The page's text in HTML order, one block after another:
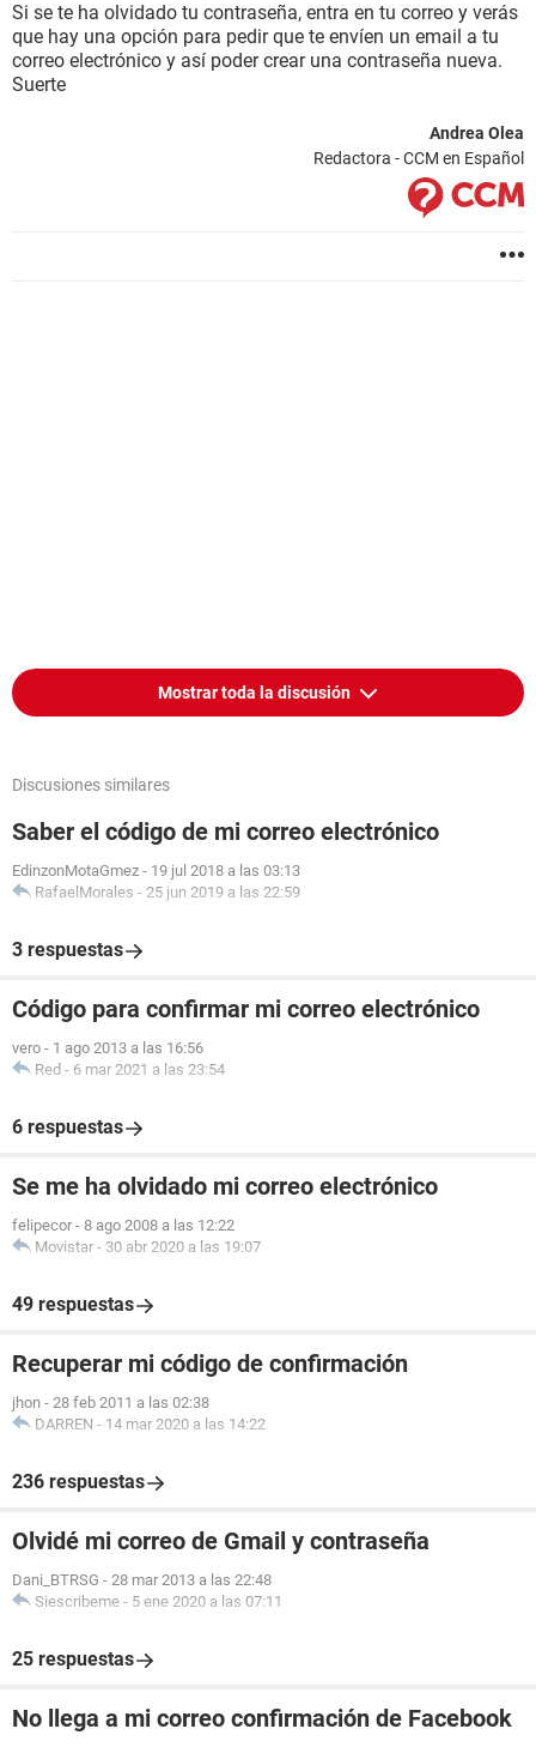
Si se te ha olvidado tu contraseña, entra en tu correo y verás
que hay una opción para pedir que te envíen un email a tu
correo electrónico y así poder crear una contraseña nueva.
Suerte
Andrea Olea
Redactora - CCM en Español
Mostrar toda la discusión
Discusiones similares
Saber el código de mi correo electrónico
EdinzonMotaGmez - 19 jul 2018 a las 03:13
RafaelMorales - 25 jun 2019 a las 22:59
3 respuestas
Código para confirmar mi correo electrónico
vero - 1 ago 2013 a las 16:56
Red - 6 mar 2021 a las 23:54
6 respuestas
Se me ha olvidado mi correo electrónico
felipecor - 8 ago 2008 a las 12:22
Movistar - 30 abr 2020 a las 19:07
49 respuestas
Recuperar mi código de confirmación
jhon - 28 feb 2011 a las 02:38
DARREN - 14 mar 2020 a las 14:22
236 respuestas
Olvidé mi correo de Gmail y contraseña
Dani_BTRSG - 28 mar 2013 a las 22:48
Siescribeme - 5 ene 2020 a las 07:11
25 respuestas
No llega a mi correo confirmación de Facebook